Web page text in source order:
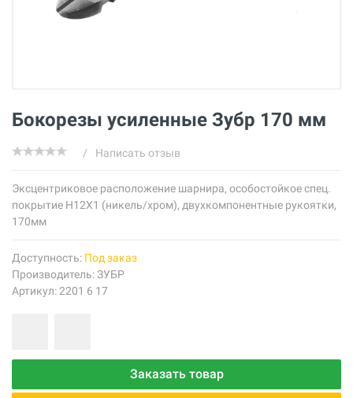
Бокорезы усиленные Зубр 170 мм
/ Написать отзыв
Эксцентриковое расположение шарнира, особостойкое спец.
покрытие Н12Х1 (никель/хром), двухкомпонентные рукоятки,
170мм
Доступность: Под заказ
Производитель:ЗУБР
Артикул: 2201 6 17
Заказать товар